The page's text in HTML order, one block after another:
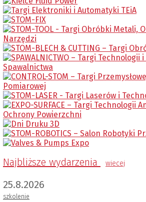
Najbliższe wydarzenia wiecej
25.8.2026
szkolenie